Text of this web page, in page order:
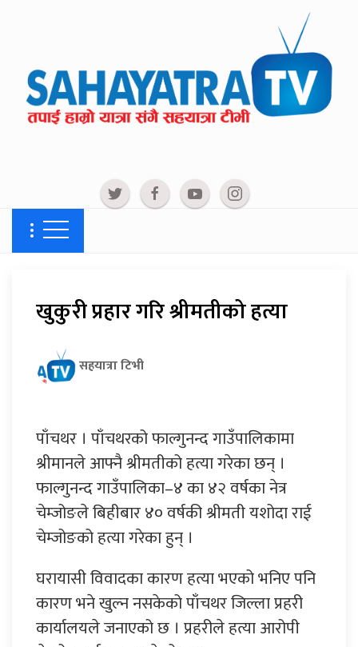
खुकुरी प्रहार गरि श्रीमतीको हत्या
सहयात्रा टिभी
पाँचथर । पाँचथरको फाल्गुनन्द गाउँपालिकामा
श्रीमानले आफ्नै श्रीमतीको हत्या गरेका छन् ।
फाल्गुनन्द गाउँपालिका–४ का ४२ वर्षका नेत्र
चेम्जोङले बिहीबार ४० वर्षकी श्रीमती यशोदा राई
चेम्जोङको हत्या गरेका हुन् ।
घरायासी विवादका कारण हत्या भएको भनिए पनि
कारण भने खुल्न नसकेको पाँचथर जिल्ला प्रहरी
कार्यालयले जनाएको छ । प्रहरीले हत्या आरोपी